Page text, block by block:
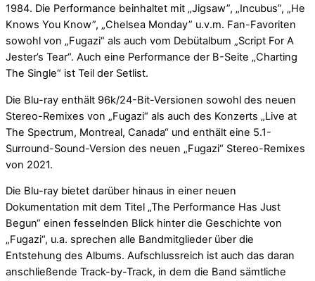
1984. Die Performance beinhaltet mit „Jigsaw”, „Incubus”, „He
Knows You Know”, „Chelsea Monday” u.v.m. Fan-Favoriten
sowohl von „Fugazi“ als auch vom Debütalbum „Script For A
Jester’s Tear“. Auch eine Performance der B-Seite „Charting
The Single“ ist Teil der Setlist.
Die Blu-ray enthält 96k/24-Bit-Versionen sowohl des neuen
Stereo-Remixes von „Fugazi“ als auch des Konzerts „Live at
The Spectrum, Montreal, Canada“ und enthält eine 5.1-
Surround-Sound-Version des neuen „Fugazi“ Stereo-Remixes
von 2021.
Die Blu-ray bietet darüber hinaus in einer neuen
Dokumentation mit dem Titel „The Performance Has Just
Begun“ einen fesselnden Blick hinter die Geschichte von
„Fugazi“, u.a. sprechen alle Bandmitglieder über die
Entstehung des Albums. Aufschlussreich ist auch das daran
anschließende Track-by-Track, in dem die Band sämtliche